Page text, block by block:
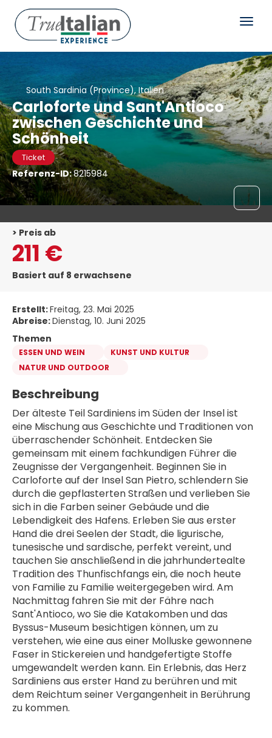
South Sardinia (Province), Italien
Carloforte und Sant'Antioco
zwischen Geschichte und
Schönheit
Ticket
Referenz-ID:8215984
> Preis ab
211 €
Basiert auf 8 erwachsene
Erstellt:Freitag, 23. Mai 2025
Abreise:Dienstag, 10. Juni 2025
Themen
ESSEN UND WEIN
KUNST UND KULTUR
NATUR UND OUTDOOR
Beschreibung
Der älteste Teil Sardiniens im Süden der Insel ist
eine Mischung aus Geschichte und Traditionen von
überraschender Schönheit. Entdecken Sie
gemeinsam mit einem fachkundigen Führer die
Zeugnisse der Vergangenheit. Beginnen Sie in
Carloforte auf der Insel San Pietro, schlendern Sie
durch die gepflasterten Straßen und verlieben Sie
sich in die Farben seiner Gebäude und die
Lebendigkeit des Hafens. Erleben Sie aus erster
Hand die drei Seelen der Stadt, die ligurische,
tunesische und sardische, perfekt vereint, und
tauchen Sie anschließend in die jahrhundertealte
Tradition des Thunfischfangs ein, die noch heute
von Familie zu Familie weitergegeben wird. Am
Nachmittag fahren Sie mit der Fähre nach
Sant'Antioco, wo Sie die Katakomben und das
Byssus-Museum besichtigen können, um zu
verstehen, wie eine aus einer Molluske gewonnene
Faser in Stickereien und handgefertigte Stoffe
umgewandelt werden kann. Ein Erlebnis, das Herz
Sardiniens aus erster Hand zu berühren und mit
dem Reichtum seiner Vergangenheit in Berührung
zu kommen.